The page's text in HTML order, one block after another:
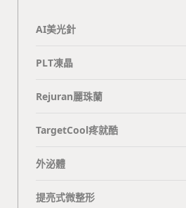
AI美光針
PLT凍晶
Rejuran麗珠蘭
TargetCool疼就酷
外泌體
提亮式微整形